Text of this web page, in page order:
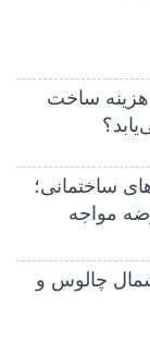
هزینه ساخت
ساختمانی؛
مواجه
چالوس و